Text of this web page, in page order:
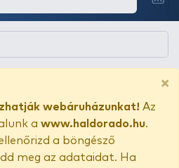
×
webáruházunkat! Az
a www.haldorado.hu.
a böngésző
meg az adataidat. Ha